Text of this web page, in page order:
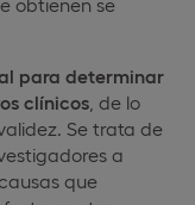
para determinar
clínicos , de lo
Se trata de
a
que